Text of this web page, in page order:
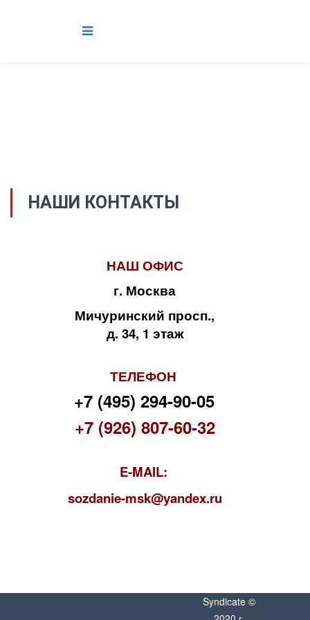
НАШИ КОНТАКТЫ
НАШ ОФИС
г. Москва
Мичуринский просп.,
д. 34, 1 этаж
ТЕЛЕФОН
+7 (495) 294-90-05
+7 (926) 807-60-32
E-MAIL:
sozdanie-msk@yandex.ru
Syndicate ©